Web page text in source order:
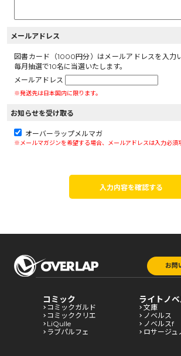
メールアドレス
図書カード（1000円分）はメールアドレスを入力
毎月抽選で10名に当選いたします。
メールアドレス
※発送先は日本国内に限ります。
お知らせを受け取る
オーバーラップメルマガ
※メールマガジンを希望する場合、メールアドレスは入力必須
入力内容を確認する
お問
コミック
コミックガルド
コミッククリエ
LiQulle
ラブパルフェ
ライトノ
文庫
ノベルス
ノベルスf
ロサージュ